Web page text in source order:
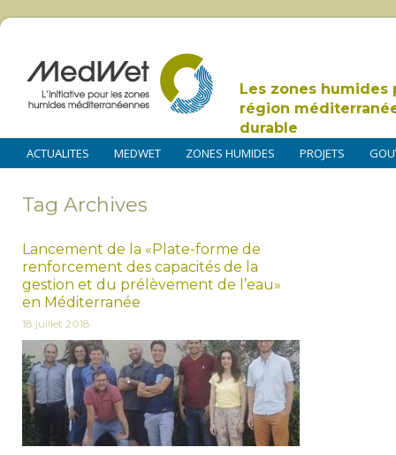
Les zones humides
région
durable
ACTUALITES MEDWET ZONES HUMIDES PROJETS
Tag Archives
Lancement de la «Plate-forme de
renforcement des capacités de la
gestion et du prélèvement de l’eau»
en Méditerranée
18 juillet 2018